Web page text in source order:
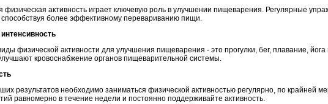
физическая активность играет ключевую роль в улучшении пищеварения. Регулярные
способствуя более эффективному перевариванию пищи.
интенсивность
физической активности для улучшения пищеварения - это прогулки, бег, плавание,
кровоснабжение органов пищеварительной системы.
результатов необходимо заниматься физической активностью регулярно, по крайней
равномерно в течение недели и постоянно поддерживайте активность.